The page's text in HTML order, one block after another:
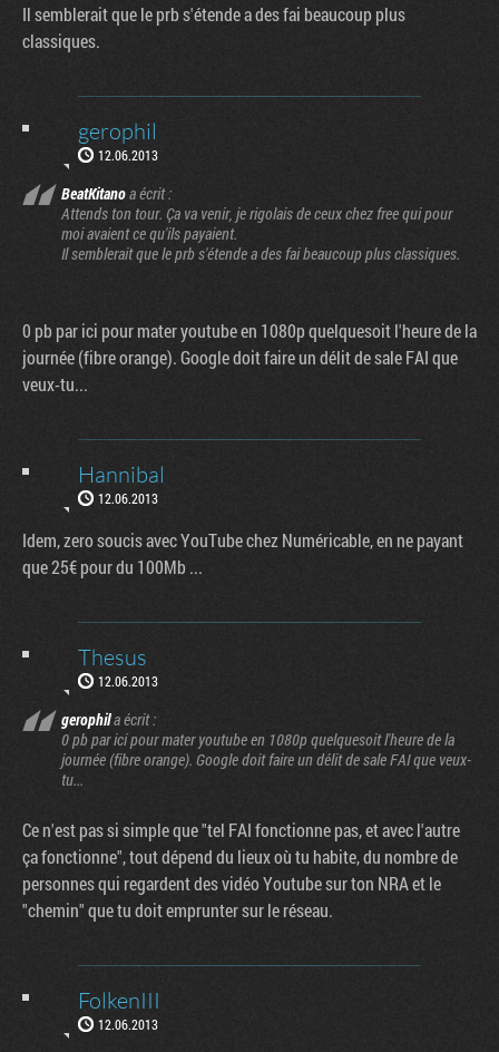
Il semblerait que le prb s'étende a des fai beaucoup plus
classiques.
gerophil
12.06.2013
BeatKitanoa écrit :
Attends ton tour. Ça va venir, je rigolais de ceux chez free qui pour
moi avaient ce qu'ils payaient.
Il semblerait que le prb s'étende a des fai beaucoup plus classiques.
0 pb par ici pour mater youtube en 1080p quelquesoit l'heure de la
journée (fibre orange). Google doit faire un délit de sale FAI que
veux-tu...
Hannibal
12.06.2013
Idem, zero soucis avec YouTube chez Numéricable, en ne payant
que 25€ pour du 100Mb ...
Thesus
12.06.2013
gerophila écrit :
0 pb par ici pour mater youtube en 1080p quelquesoit l'heure de la
journée (fibre orange). Google doit faire un délit de sale FAI que veux-
tu...
Ce n'est pas si simple que "tel FAI fonctionne pas, et avec l'autre
ça fonctionne", tout dépend du lieux où tu habite, du nombre de
personnes qui regardent des vidéo Youtube sur ton NRA et le
"chemin" que tu doit emprunter sur le réseau.
FolkenIII
12.06.2013